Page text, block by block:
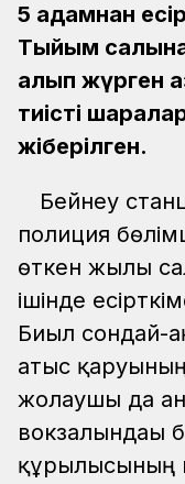
5 адамнан
Тыйым
алып жүрген
тиісті
жіберілген.
Бейнеу
полиция
өткен жылы
ішінде
Биыл сондай-
атыс
жолаушы да
вокзалындағы
құрылғысының